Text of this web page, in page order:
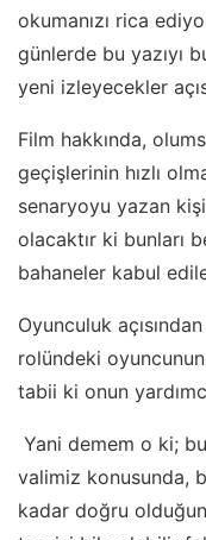
okumanızı rica
günlerde bu yazıyı
yeni izleyecekler
Film hakkında,
geçişlerinin hızlı
senaryoyu yazan
olacaktır ki bunları
bahaneler kabul
Oyunculuk
rolündeki
tabii ki onun
Yani demem o ki;
valimiz konusunda,
kadar doğru